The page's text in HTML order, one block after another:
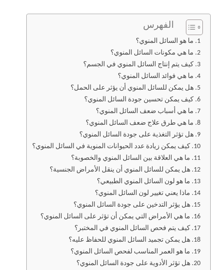
الفهرس
ما هو السائل المنوي؟
ما هي مكونات السائل المنوي؟
كيف يتم إنتاج السائل المنوي في الجسم؟
ما هي فوائد السائل المنوي؟
هل يمكن للسائل المنوي أن يؤثر على الحمل؟
كيف يمكن تحسين جودة السائل المنوي؟
ما هي أسباب ضعف السائل المنوي؟
ما هي طرق علاج ضعف السائل المنوي؟
هل تؤثر التغذية على جودة السائل المنوي؟
كيف يمكن زيادة عدد الحيوانات المنوية في السائل المنوي؟
ما هي العلاقة بين السائل المنوي والخصوبة؟
هل يمكن للسائل المنوي أن ينقل الأمراض الجنسية؟
ما هو لون السائل المنوي الطبيعي؟
ماذا يعني تغيير لون السائل المنوي؟
هل يؤثر التدخين على جودة السائل المنوي؟
ما هي الأمراض التي يمكن أن تؤثر على السائل المنوي؟
كيف يتم فحص السائل المنوي في المختبر؟
هل يمكن تجميد السائل المنوي للحفاظ عليه؟
ما هو العمر المناسب لفحص السائل المنوي؟
هل تؤثر الأدوية على جودة السائل المنوي؟